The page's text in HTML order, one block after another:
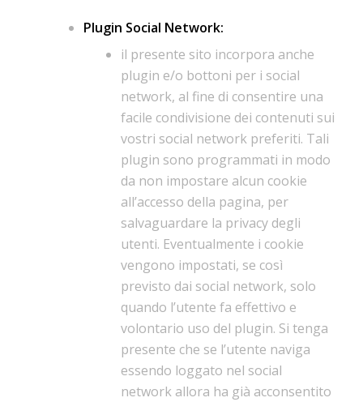
Plugin Social Network:
il presente sito incorpora anche
plugin e/o bottoni per i social
network, al fine di consentire una
facile condivisione dei contenuti sui
vostri social network preferiti. Tali
plugin sono programmati in modo
da non impostare alcun cookie
all’accesso della pagina, per
salvaguardare la privacy degli
utenti. Eventualmente i cookie
vengono impostati, se così
previsto dai social network, solo
quando l’utente fa effettivo e
volontario uso del plugin. Si tenga
presente che se l’utente naviga
essendo loggato nel social
network allora ha già acconsentito